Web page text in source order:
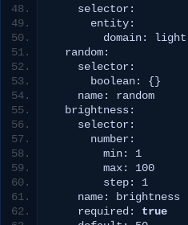
    selector:
      entity:
        domain: light
  random:
    selector:
      boolean:
{}
    name: random
  brightness:
    selector:
      number:
        min:
1
        max:
100
        step:
1
    name: brightness
    required:
true